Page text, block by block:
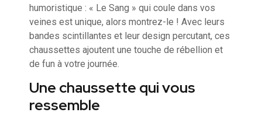
humoristique : « Le Sang » qui coule dans vos
veines est unique, alors montrez-le ! Avec leurs
bandes scintillantes et leur design percutant, ces
chaussettes ajoutent une touche de rébellion et
de fun à votre journée.
Une chaussette qui vous
ressemble